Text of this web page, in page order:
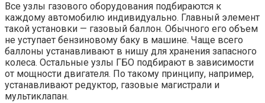
Все узлы газового оборудования подбираются к
каждому автомобилю индивидуально. Главный элемент
такой установки — газовый баллон. Обычного его объем
не уступает бензиновому баку в машине. Чаще всего
баллоны устанавливают в нишу для хранения запасного
колеса. Остальные узлы ГБО подбирают в зависимости
от мощности двигателя. По такому принципу, например,
устанавливают редуктор, газовые магистрали и
мультиклапан.